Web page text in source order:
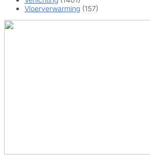
Vloerverwarming (157)